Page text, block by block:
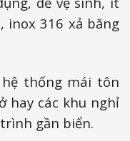
inox 316 xả băng
thống mái tôn
hay các khu nghỉ
gần biển.